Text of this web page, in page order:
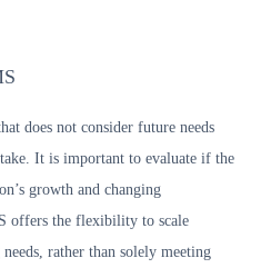
does not consider future needs
It is important to evaluate if the
growth and changing
offers the flexibility to scale
rather than solely meeting